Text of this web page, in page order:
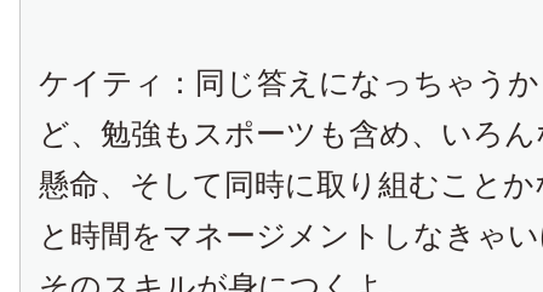
ケイティ：同じ答えになっちゃう
ど、勉強もスポーツも含め、いろ
懸命、そして同時に取り組むこと
と時間をマネージメントしなきゃ